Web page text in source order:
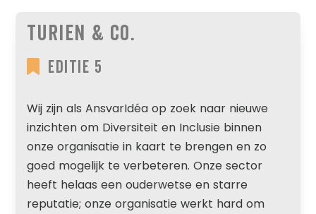
Turien & Co.
Editie 5
Wij zijn als AnsvarIdéa op zoek naar nieuwe
inzichten om Diversiteit en Inclusie binnen
onze organisatie in kaart te brengen en zo
goed mogelijk te verbeteren. Onze sector
heeft helaas een ouderwetse en starre
reputatie; onze organisatie werkt hard om